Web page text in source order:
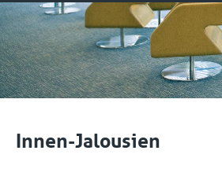
Innen-Jalousien